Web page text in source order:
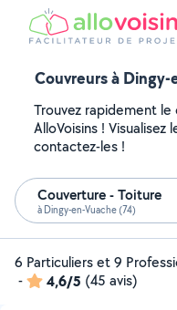
Couvreurs à
Trouvez rapidement
AlloVoisins !
contactez-les !
Couverture - Toiture
à Dingy-en-Vuache (74)
6 Particuliers et 9
-
4,6/5 (45 avis)